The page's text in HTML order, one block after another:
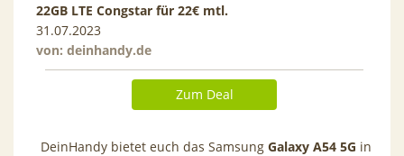
22GB LTE Congstar für 22€ mtl.
31.07.2023
von: deinhandy.de
Zum Deal
DeinHandy bietet euch das Samsung Galaxy A54 5G in